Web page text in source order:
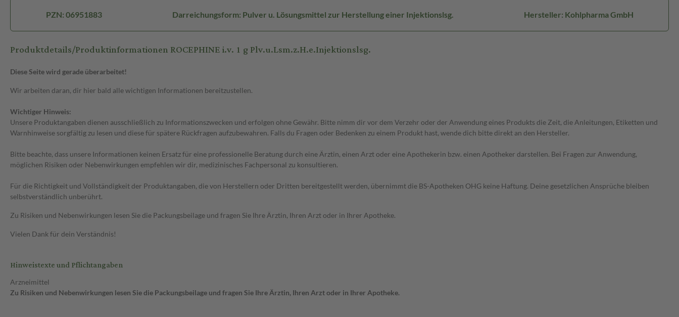
PZN: 06951883 Darreichungsform: Pulver u. Lösungsmittel zur Herstellung einer Injektionslsg. Hersteller: Kohlpharma GmbH
Produktdetails/Produktinformationen ROCEPHINE i.v. 1 g Plv.u.Lsm.z.H.e.Injektionslsg.
Diese Seite wird gerade überarbeitet!
Wir arbeiten daran, dir hier bald alle wichtigen Informationen bereitzustellen.
Wichtiger Hinweis:
Unsere Produktangaben dienen ausschließlich zu Informationszwecken und erfolgen ohne Gewähr. Bitte nimm dir vor dem Verzehr oder der Anwendung eines Produkts die Zeit, die Anleitungen, Etiketten und
Warnhinweise sorgfältig zu lesen und diese für spätere Rückfragen aufzubewahren. Falls du Fragen oder Bedenken zu einem Produkt hast, wende dich bitte direkt an den Hersteller.
Bitte beachte, dass unsere Informationen keinen Ersatz für eine professionelle Beratung durch eine Ärztin, einen Arzt oder eine Apothekerin bzw. einen Apotheker darstellen. Bei Fragen zur Anwendung,
möglichen Risiken oder Nebenwirkungen empfehlen wir dir, medizinisches Fachpersonal zu konsultieren.
Für die Richtigkeit und Vollständigkeit der Produktangaben, die von Herstellern oder Dritten bereitgestellt werden, übernimmt die BS-Apotheken OHG keine Haftung. Deine gesetzlichen Ansprüche bleiben
selbstverständlich unberührt.
Zu Risiken und Nebenwirkungen lesen Sie die Packungsbeilage und fragen Sie Ihre Ärztin, Ihren Arzt oder in Ihrer Apotheke.
Vielen Dank für dein Verständnis!
Hinweistexte und Pflichtangaben
Arzneimittel
Zu Risiken und Nebenwirkungen lesen Sie die Packungsbeilage und fragen Sie Ihre Ärztin, Ihren Arzt oder in Ihrer Apotheke.